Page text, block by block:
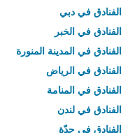
الفنادق في دبي
الفنادق في الخبر
الفنادق في المدينة المنورة
الفنادق في الرياض
الفنادق في المنامة
الفنادق في لندن
الفنادق في جدّة